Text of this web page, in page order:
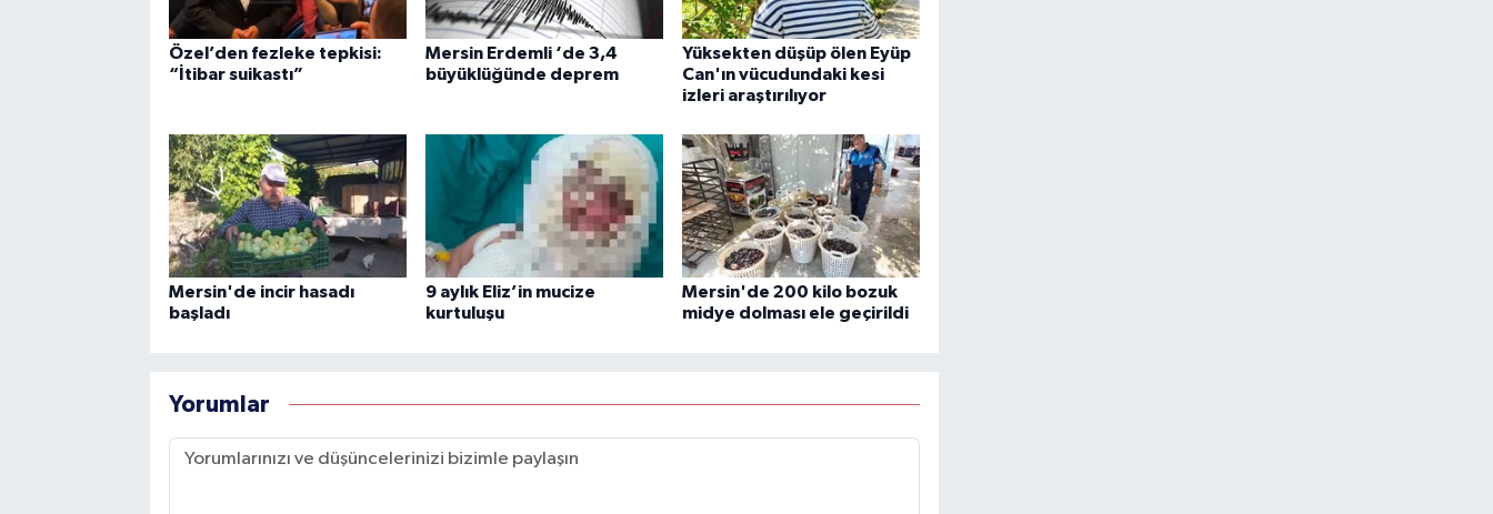
Özel’den fezleke tepkisi:
“İtibar suikastı”
Mersin Erdemli ‘de 3,4
büyüklüğünde deprem
Yüksekten düşüp ölen Eyüp
Can'ın vücudundaki kesi
izleri araştırılıyor
Mersin'de incir hasadı
başladı
9 aylık Eliz’in mucize
kurtuluşu
Mersin'de 200 kilo bozuk
midye dolması ele geçirildi
Yorumlar